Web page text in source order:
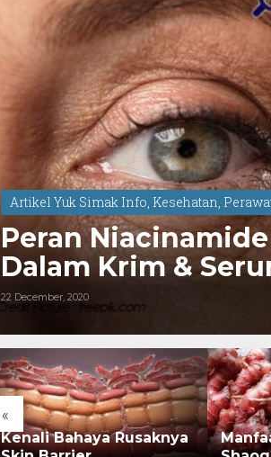
Artikel Yuk Simak Info, Kesehatan,
Peran
Dalam
22 December, 2020
«
Kenali Bahaya Rusaknya